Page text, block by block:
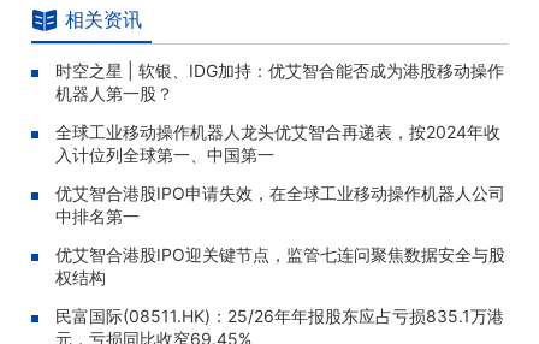
相关资讯
时空之星 | 软银、IDG加持：优艾智合能否成为港股移动操作
机器人第一股？
全球工业移动操作机器人龙头优艾智合再递表，按2024年收
入计位列全球第一、中国第一
优艾智合港股IPO申请失效，在全球工业移动操作机器人公司
中排名第一
优艾智合港股IPO迎关键节点，监管七连问聚焦数据安全与股
权结构
民富国际(08511.HK)：25/26年年报股东应占亏损835.1万港
元，亏损同比收窄69.45%